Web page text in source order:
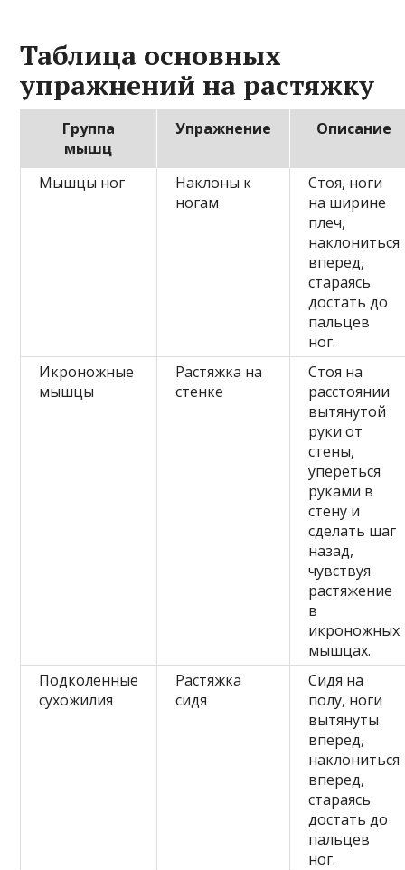
Таблица основных
упражнений на растяжку
Группа
мышц
Упражнение Описание
Мышцы ног
Наклоны к
ногам
Стоя, ноги
на ширине
плеч,
наклониться
вперед,
стараясь
достать до
пальцев
ног.
Икроножные
мышцы
Растяжка на
стенке
Стоя на
расстоянии
вытянутой
руки от
стены,
упереться
руками в
стену и
сделать шаг
назад,
чувствуя
растяжение
в
икроножных
мышцах.
Подколенные
сухожилия
Растяжка
сидя
Сидя на
полу, ноги
вытянуты
вперед,
наклониться
вперед,
стараясь
достать до
пальцев
ног.